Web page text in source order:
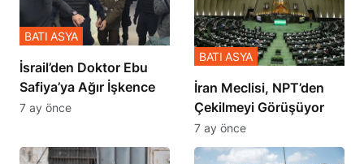
İsrail’den Doktor Ebu
Safiya’ya Ağır İşkence
BATI ASYA
7 ay önce
İran Meclisi, NPT’den
Çekilmeyi Görüşüyor
BATI ASYA
7 ay önce